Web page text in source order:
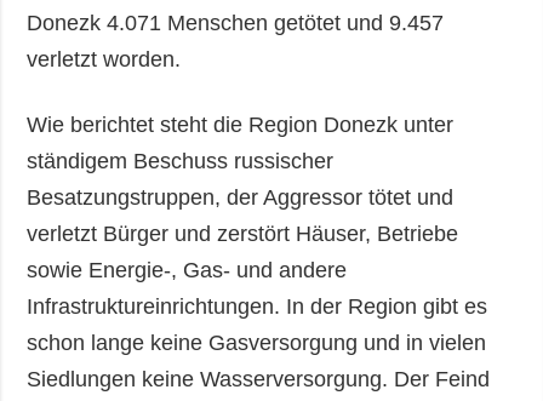
Donezk 4.071 Menschen getötet und 9.457
verletzt worden.
Wie berichtet steht die Region Donezk unter
ständigem Beschuss russischer
Besatzungstruppen, der Aggressor tötet und
verletzt Bürger und zerstört Häuser, Betriebe
sowie Energie-, Gas- und andere
Infrastruktureinrichtungen. In der Region gibt es
schon lange keine Gasversorgung und in vielen
Siedlungen keine Wasserversorgung. Der Feind